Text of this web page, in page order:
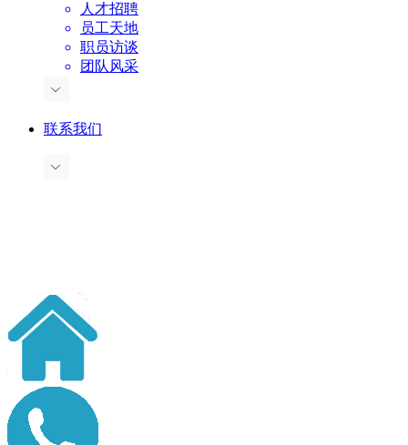
人才招聘
员工天地
职员访谈
团队风采
联系我们